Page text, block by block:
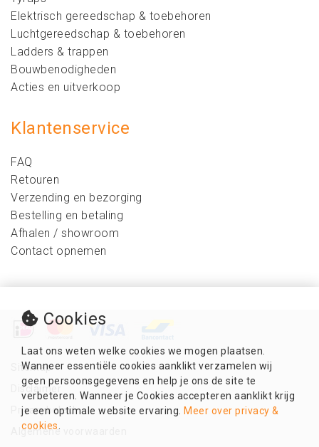
Elektrisch gereedschap & toebehoren
Luchtgereedschap & toebehoren
Ladders & trappen
Bouwbenodigheden
Acties en uitverkoop
Klantenservice
FAQ
Retouren
Verzending en bezorging
Bestelling en betaling
Afhalen / showroom
Contact opnemen
Sitemap
Disclaimer
Privacybeleid
Algemene voorwaarden
Cookies
Laat ons weten welke cookies we mogen plaatsen.
Wanneer essentiële cookies aanklikt verzamelen wij
geen persoonsgegevens en help je ons de site te
verbeteren. Wanneer je Cookies accepteren aanklikt krijg
je een optimale website ervaring.
Meer over privacy &
cookies